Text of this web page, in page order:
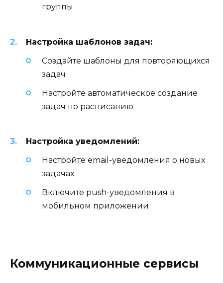
группы
Настройка шаблонов задач:
Создайте шаблоны для повторяющихся
задач
Настройте автоматическое создание
задач по расписанию
Настройка уведомлений:
Настройте email-уведомления о новых
задачах
Включите push-уведомления в
мобильном приложении
Коммуникационные сервисы